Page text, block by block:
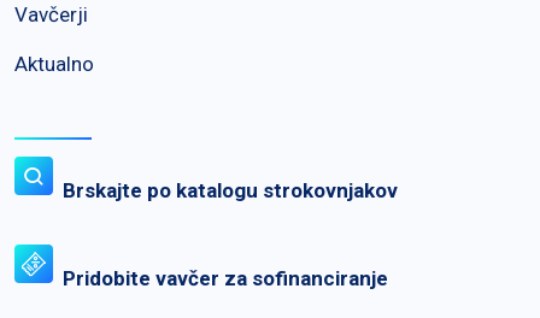
Vavčerji
Aktualno
Brskajte po katalogu strokovnjakov
Pridobite vavčer za sofinanciranje